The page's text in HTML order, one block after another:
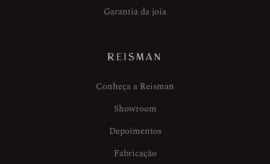
Garantia da joia
REISMAN
Conheça a Reisman
Showroom
Depoimentos
Fabricação